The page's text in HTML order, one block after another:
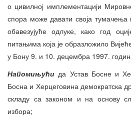
о цивилној имплементацији
спора може давати своја тумачења
обавезујуће одлуке, како год
питањима која је образложило
у Бону 9. и 10. децембра 1997.
Напомињући да Устав Босне и
Босна и Херцеговина демократска
складу са законом и на основу
избора;